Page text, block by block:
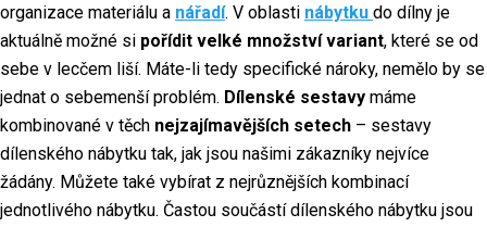
organizace materiálu a nářadí. V oblasti nábytku do dílny je
aktuálně možné si pořídit velké množství variant, které se od
sebe v lecčem liší. Máte-li tedy specifické nároky, nemělo by se
jednat o sebemenší problém. Dílenské sestavy máme
kombinované v těch nejzajímavějších setech – sestavy
dílenského nábytku tak, jak jsou našimi zákazníky nejvíce
žádány. Můžete také vybírat z nejrůznějších kombinací
jednotlivého nábytku. Častou součástí dílenského nábytku jsou